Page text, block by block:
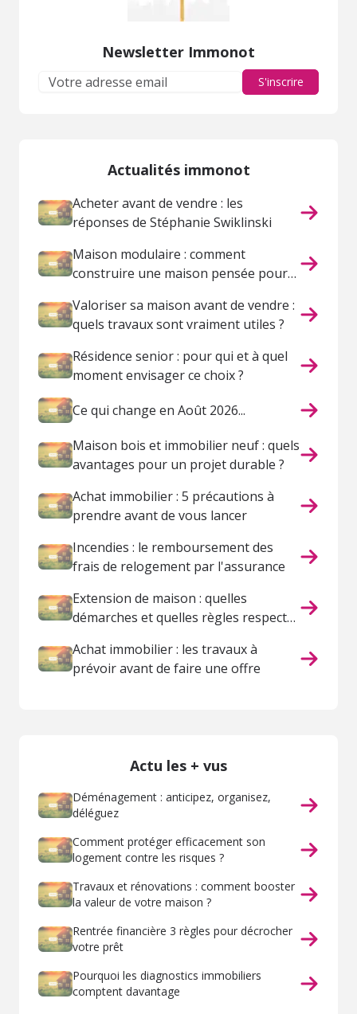
Newsletter Immonot
S'inscrire
Actualités immonot
Acheter avant de vendre : les
réponses de Stéphanie Swiklinski
Maison modulaire : comment
construire une maison pensée pour
Valoriser sa maison avant de vendre :
quels travaux sont vraiment utiles ?
Résidence senior : pour qui et à quel
moment envisager ce choix ?
Ce qui change en Août 2026...
Maison bois et immobilier neuf : quels
avantages pour un projet durable ?
Achat immobilier : 5 précautions à
prendre avant de vous lancer
Incendies : le remboursement des
frais de relogement par l'assurance
Extension de maison : quelles
démarches et quelles règles respecter
Achat immobilier : les travaux à
prévoir avant de faire une offre
Actu les + vus
Déménagement : anticipez, organisez,
déléguez
Comment protéger efficacement son
logement contre les risques ?
Travaux et rénovations : comment booster
la valeur de votre maison ?
Rentrée financière 3 règles pour décrocher
votre prêt
Pourquoi les diagnostics immobiliers
comptent davantage